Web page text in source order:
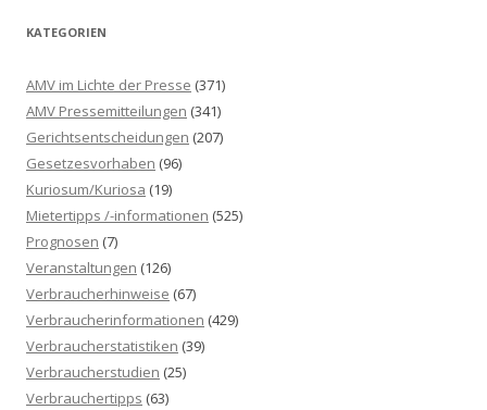
h
n
n
a
c
h
:
KATEGORIEN
AMV im Lichte der Presse (371)
AMV Pressemitteilungen (341)
Gerichtsentscheidungen (207)
Gesetzesvorhaben (96)
Kuriosum/Kuriosa (19)
Mietertipps /-informationen (525)
Prognosen (7)
Veranstaltungen (126)
Verbraucherhinweise (67)
Verbraucherinformationen (429)
Verbraucherstatistiken (39)
Verbraucherstudien (25)
Verbrauchertipps (63)